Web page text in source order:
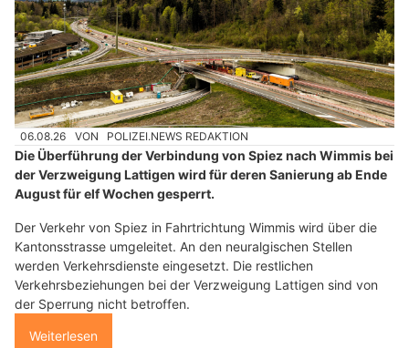
06.08.26 VON POLIZEI.NEWS REDAKTION
Die Überführung der Verbindung von Spiez nach Wimmis bei
der Verzweigung Lattigen wird für deren Sanierung ab Ende
August für elf Wochen gesperrt.
Der Verkehr von Spiez in Fahrtrichtung Wimmis wird über die
Kantonsstrasse umgeleitet. An den neuralgischen Stellen
werden Verkehrsdienste eingesetzt. Die restlichen
Verkehrsbeziehungen bei der Verzweigung Lattigen sind von
der Sperrung nicht betroffen.
Weiterlesen